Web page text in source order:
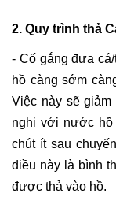
2. Quy trình thả
- Cố gắng đưa
hồ càng sớm
Việc này sẽ giảm
nghi với nước hồ
chút ít sau
điều này là bình
được thả vào hồ.